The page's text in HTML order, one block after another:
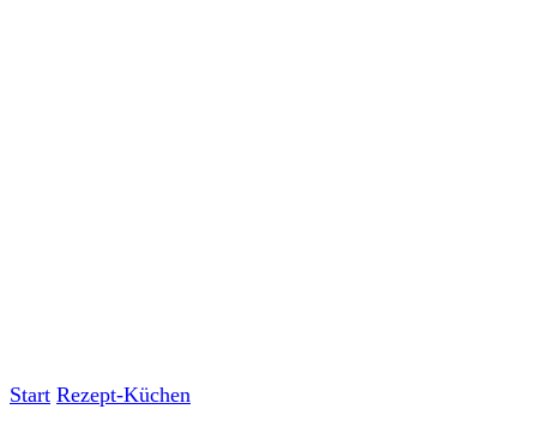
Start Rezept-Küchen